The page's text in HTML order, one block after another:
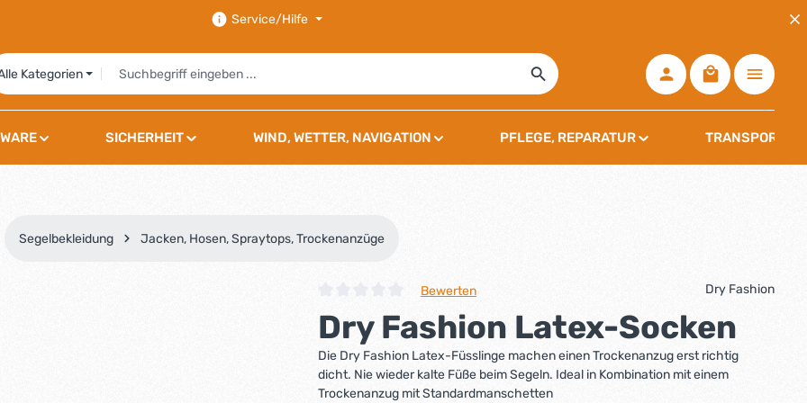
Service/Hilfe
Kategorien
Warenkorb
SICHERHEIT WIND, WETTER, NAVIGATION PFLEGE, REPARATUR TRANSPORT,
Segelbekleidung Jacken, Hosen, Spraytops, Trockenanzüge
Bewerten Dry Fashion
Dry Fashion Latex-Socken
Die Dry Fashion Latex-Füsslinge machen einen Trockenanzug erst richtig
dicht. Nie wieder kalte Füße beim Segeln. Ideal in Kombination mit einem
Trockenanzug mit Standardmanschetten